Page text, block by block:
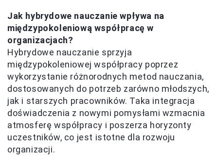
Jak hybrydowe nauczanie wpływa na
międzypokoleniową współpracę w
organizacjach?
Hybrydowe nauczanie sprzyja
międzypokoleniowej współpracy poprzez
wykorzystanie różnorodnych metod nauczania,
dostosowanych do potrzeb zarówno młodszych,
jak i starszych pracowników. Taka integracja
doświadczenia z nowymi pomysłami wzmacnia
atmosferę współpracy i poszerza horyzonty
uczestników, co jest istotne dla rozwoju
organizacji.